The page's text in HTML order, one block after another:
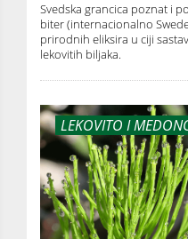
Svedska grancica poznat i
biter (internacionalno
prirodnih eliksira u ciji
lekovitih biljaka.
LEKOVITO I